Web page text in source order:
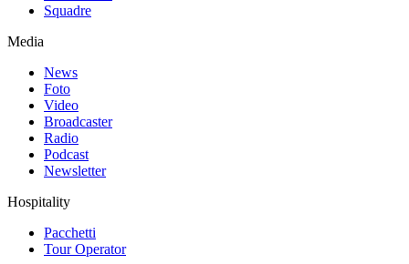
Squadre
Media
News
Foto
Video
Broadcaster
Radio
Podcast
Newsletter
Hospitality
Pacchetti
Tour Operator